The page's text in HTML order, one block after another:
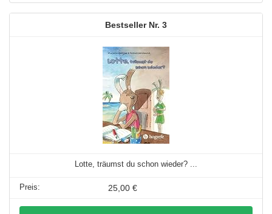
3
Lotte, träumst du schon wieder? ...
25,00 €